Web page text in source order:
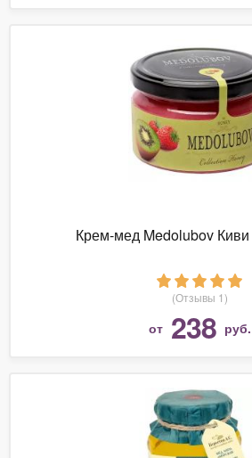
Крем-мед Medolubov Киви
(Отзывы 1)
от 238 руб.